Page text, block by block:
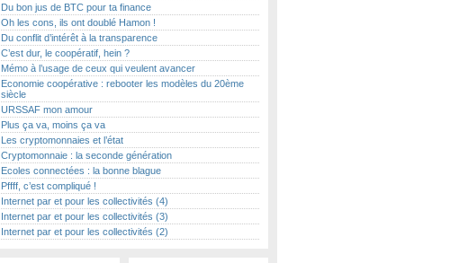
Du bon jus de BTC pour ta finance
Oh les cons, ils ont doublé Hamon !
Du conflit d’intérêt à la transparence
C’est dur, le coopératif, hein ?
Mémo à l’usage de ceux qui veulent avancer
Economie coopérative : rebooter les modèles du 20ème
siècle
URSSAF mon amour
Plus ça va, moins ça va
Les cryptomonnaies et l’état
Cryptomonnaie : la seconde génération
Ecoles connectées : la bonne blague
Pffff, c’est compliqué !
Internet par et pour les collectivités (4)
Internet par et pour les collectivités (3)
Internet par et pour les collectivités (2)